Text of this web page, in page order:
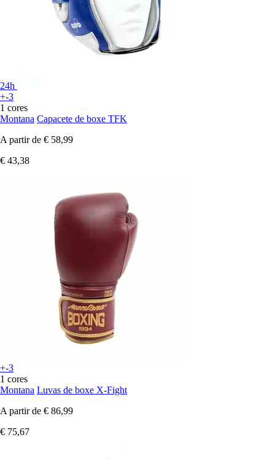
24h
+-3
1 cores
Montana Capacete de boxe TFK
A partir de € 58,99
€ 43,38
+-3
1 cores
Montana Luvas de boxe X-Fight
A partir de € 86,99
€ 75,67